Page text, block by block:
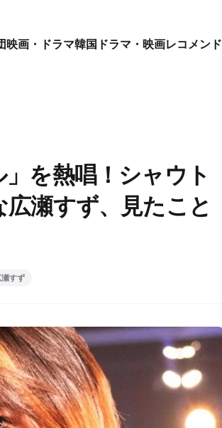
映画・ドラマ韓国ドラマ・映画レコメンド
を熱唱！シャウト
瀬すず、見たこと
すず